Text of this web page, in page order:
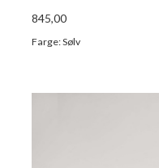
845,00
Farge: Sølv